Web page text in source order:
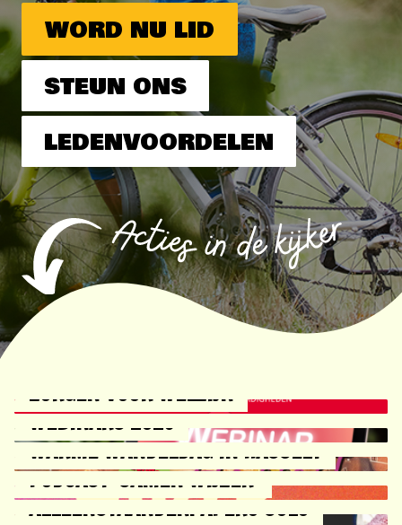
WORD NU LID
STEUN ONS
LEDENVOORDELEN
ZORGEN VOOR WELZIJN
WEBINARS 2026
WARME WANDELDAG IN HASSELT
PODCAST 'SAMEN WIJZER'
ALLEENSTAANDEN: APERO SOLO